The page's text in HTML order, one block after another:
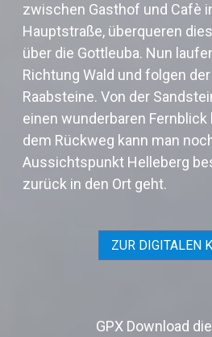
zwischen Gasthof und Cafè
Hauptstraße, überqueren
über die Gottleuba. Nun
Richtung Wald und folgen
Raabsteine. Von der
einen wunderbaren Fernblick
dem Rückweg kann man
Aussichtspunkt Helleberg
zurück in den Ort geht.
ZUR DIGITALEN
GPX Download